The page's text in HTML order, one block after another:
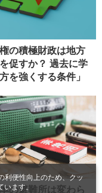
利便性向上のため、クッ
います。
の積極財政は地方
促すか？ 過去に学
を強くする条件」
の避難所は変わら